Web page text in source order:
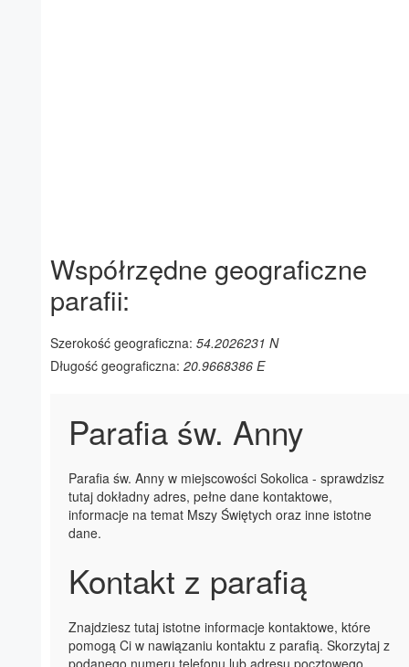
Współrzędne geograficzne
parafii:
Szerokość geograficzna: 54.2026231 N
Długość geograficzna: 20.9668386 E
Parafia św. Anny
Parafia św. Anny w miejscowości Sokolica - sprawdzisz
tutaj dokładny adres, pełne dane kontaktowe,
informacje na temat Mszy Świętych oraz inne istotne
dane.
Kontakt z parafią
Znajdziesz tutaj istotne informacje kontaktowe, które
pomogą Ci w nawiązaniu kontaktu z parafią. Skorzytaj z